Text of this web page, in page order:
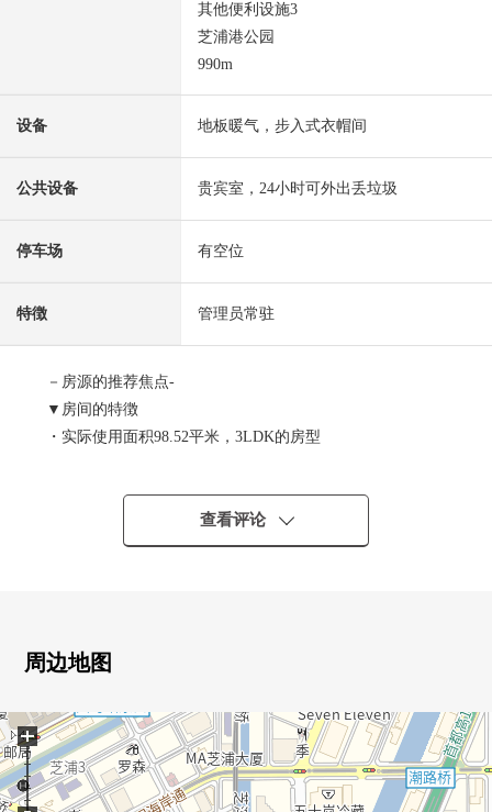
其他便利设施3
芝浦港公园
990m
设备 地板暖气，步入式衣帽间
公共设备 贵宾室，24小时可外出丢垃圾
停车场 有空位
特徴 管理员常驻
－房源的推荐焦点-
▼房间的特徴
・实际使用面积98.52平米，3LDK的房型
・看彩虹大桥※依据天气好坏
・约3.6张塌塌米厨房(餐具室有)
・2面盘子的洗脸室
・地板暖气(客餐厅部分)
・丰富的收藏
WIC/壁橱/走廊收纳/毛巾收纳处/门口收纳其他
▼位置
查看评论
周边地图
+